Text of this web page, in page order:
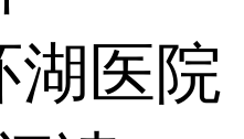
湖医院